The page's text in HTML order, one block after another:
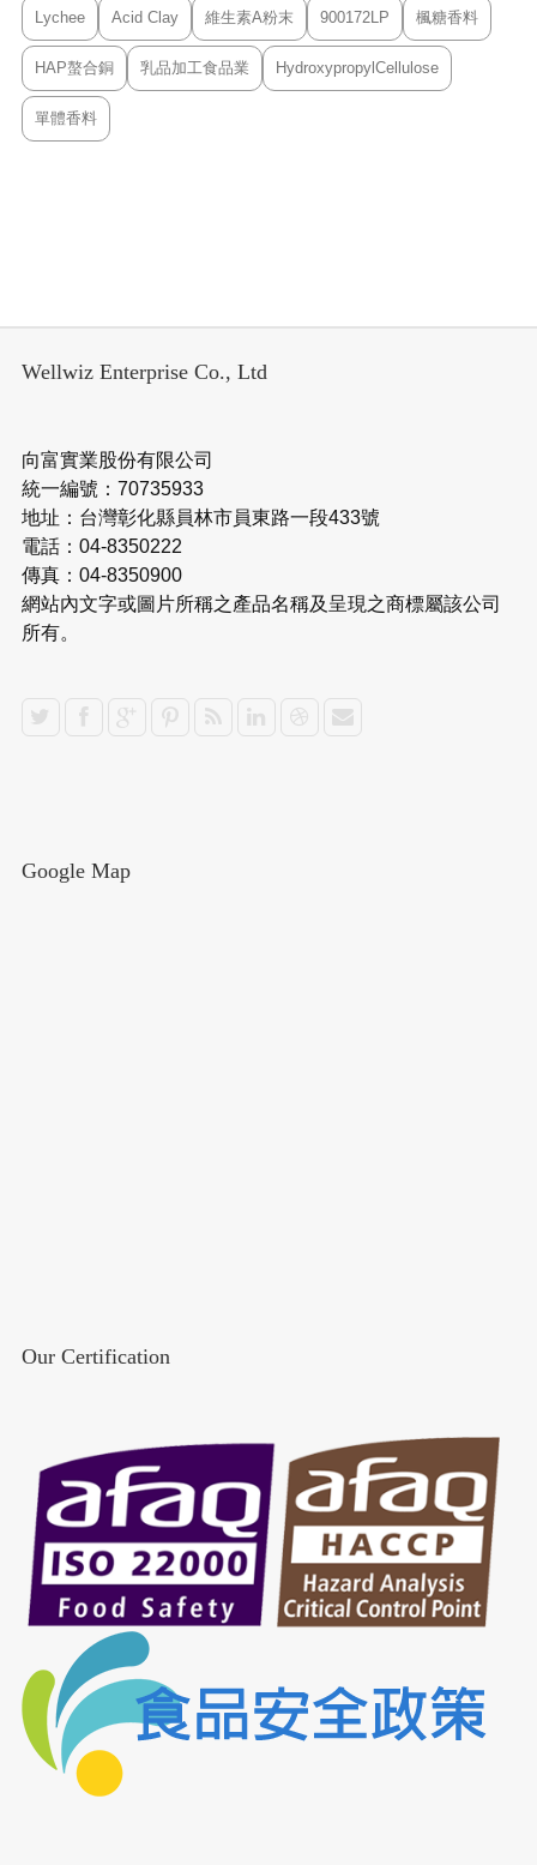
Lychee Acid Clay 維生素A粉末 900172LP 楓糖香料
HAP螯合銅 乳品加工食品業 HydroxypropylCellulose
單體香料
Wellwiz Enterprise Co., Ltd
向富實業股份有限公司
統一編號：70735933
地址：台灣彰化縣員林市員東路一段433號
電話：04-8350222
傳真：04-8350900
網站內文字或圖片所稱之產品名稱及呈現之商標屬該公司
所有。
Google Map
Our Certification